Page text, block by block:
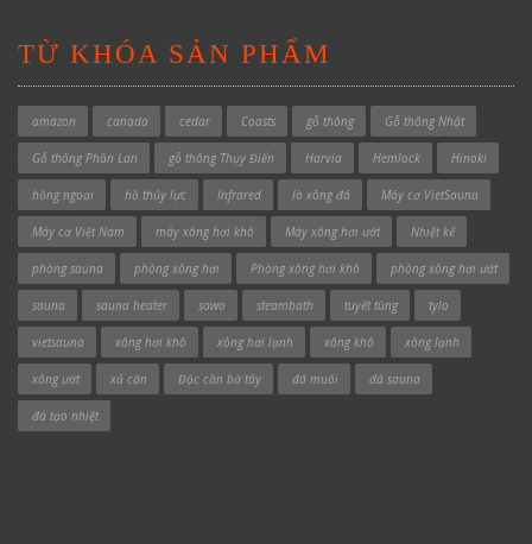
TỪ KHÓA SẢN PHẨM
amazon canada cedar Coasts gỗ thông Gỗ thông Nhật
Gỗ thông Phần Lan gỗ thông Thụy Điển Harvia Hemlock Hinoki
hồng ngoại hồ thủy lực Infrared lò xông đá Máy cơ VietSauna
Máy cơ Việt Nam máy xông hơi khô Máy xông hơi ướt Nhiệt kế
phòng sauna phòng xông hơi Phòng xông hơi khô phòng xông hơi ướt
sauna sauna heater sawo steambath tuyết tùng tylo
vietsauna xông hơi khô xông hơi lạnh xông khô xông lạnh
xông ướt xả cặn Độc cần bờ tây đá muối đá sauna
đá tạo nhiệt